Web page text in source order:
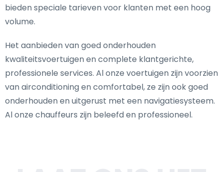
bieden speciale tarieven voor klanten met een hoog
volume.
Het aanbieden van goed onderhouden
kwaliteitsvoertuigen en complete klantgerichte,
professionele services. Al onze voertuigen zijn voorzien
van airconditioning en comfortabel, ze zijn ook goed
onderhouden en uitgerust met een navigatiesysteem.
Al onze chauffeurs zijn beleefd en professioneel.